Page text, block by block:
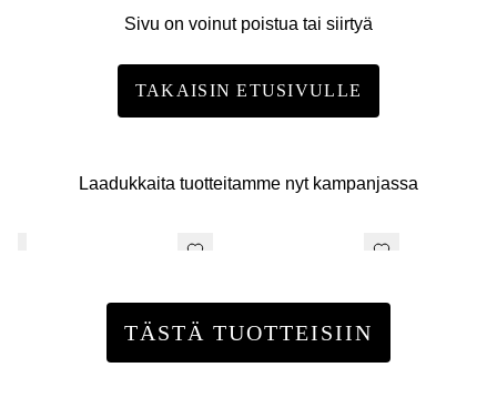
Sivu on voinut poistua tai siirtyä
TAKAISIN ETUSIVULLE
Laadukkaita tuotteitamme nyt kampanjassa
TÄSTÄ TUOTTEISIIN